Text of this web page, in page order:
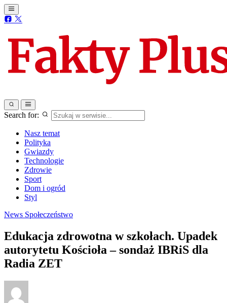
Search for:
Nasz temat
Polityka
Gwiazdy
Technologie
Zdrowie
Sport
Dom i ogród
Styl
News Społeczeństwo
Edukacja zdrowotna w szkołach. Upadek
autorytetu Kościoła – sondaż IBRiS dla
Radia ZET